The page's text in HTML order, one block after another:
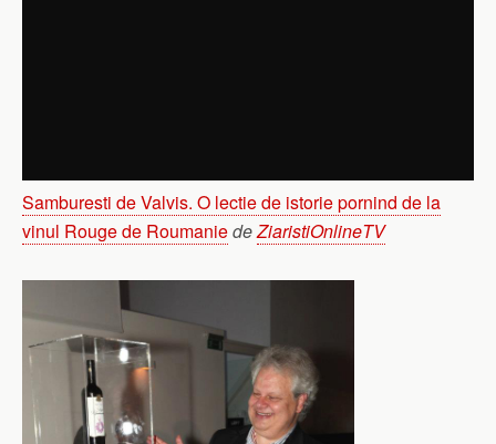
Samburesti de Valvis. O lectie de istorie pornind de la
vinul Rouge de RoumaniedeZiaristiOnlineTV